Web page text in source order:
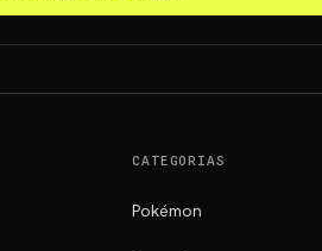
CATEGORIAS
Pokémon